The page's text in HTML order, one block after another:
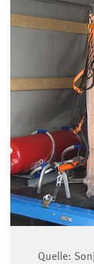
Quelle: